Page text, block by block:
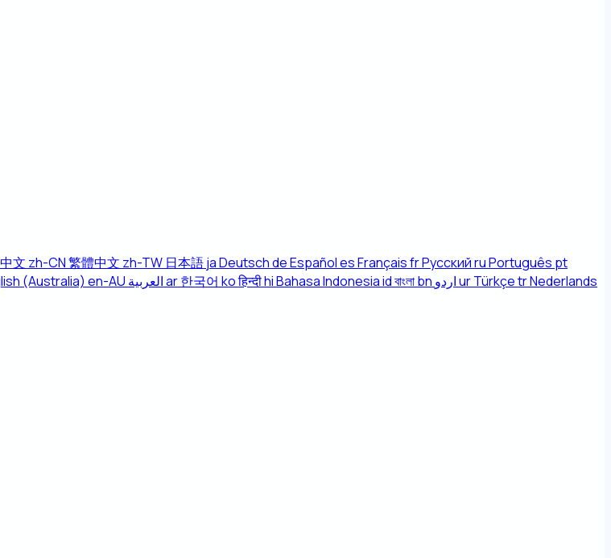
文 zh-CN繁體中文 zh-TW 日本語jaDeutschdeEspañolesFrançaisfrРусскийruPortuguês pt
(Australia) en-AU العربيةar한국어 koहिन्दीhiBahasa Indonesiaidবাংলাbn اردوurTürkçetrNederlands